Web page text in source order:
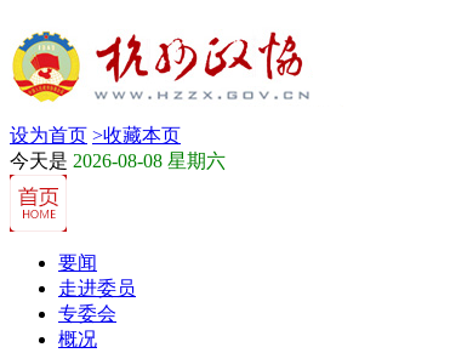
设为首页 >收藏本页
今天是 2026-08-08 星期六
要闻
走进委员
专委会
概况